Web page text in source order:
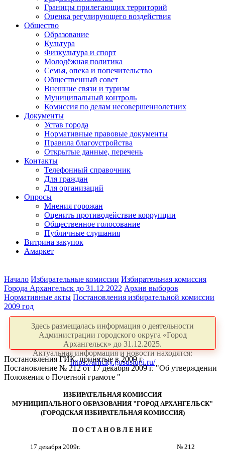
Границы прилегающих территорий
Оценка регулирующего воздействия
Общество
Образование
Культура
Физкультура и спорт
Молодёжная политика
Семья, опека и попечительство
Общественный совет
Внешние связи и туризм
Муниципальный контроль
Комиссия по делам несовершеннолетних
Документы
Устав города
Нормативные правовые документы
Правила благоустройства
Открытые данные, перечень
Контакты
Телефонный справочник
Для граждан
Для организаций
Опросы
Мнения горожан
Оценить противодействие коррупции
Общественное голосование
Публичные слушания
Витрина закупок
Амаркет
Начало Избирательные комиссии Избирательная комиссия
Города Архангельск до 31.12.2022 Архив выборов
Нормативные акты Постановления избирательной комиссии
2009 год
Здесь размещалась информация о деятельности
Администрации городского округа «Город
Архангельск» до 31.12.2025.
Актуальная информация и новости находятся:
https://arhcity.gosuslugi.ru/
Постановления ГИК, принятые в 2009 г
Постановление № 212 от 17 декабря 2009 г. "Об утверждении
Положения о Почетной грамоте "
ИЗБИРАТЕЛЬНАЯ КОМИССИЯ
МУНИЦИПАЛЬНОГО ОБРАЗОВАНИЯ "ГОРОД АРХАНГЕЛЬСК"
(ГОРОДСКАЯ ИЗБИРАТЕЛЬНАЯ КОМИССИЯ)
П О С Т А Н О В Л Е Н И Е
17 декабря 2009г. № 212